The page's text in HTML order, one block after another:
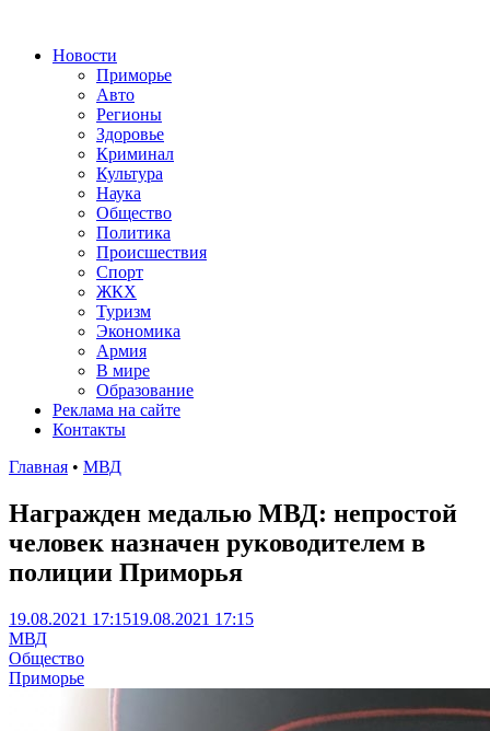
Новости
Приморье
Авто
Регионы
Здоровье
Криминал
Культура
Наука
Общество
Политика
Происшествия
Спорт
ЖКХ
Туризм
Экономика
Армия
В мире
Образование
Реклама на сайте
Контакты
Главная • МВД
Награжден медалью МВД: непростой
человек назначен руководителем в
полиции Приморья
19.08.2021 17:1519.08.2021 17:15
МВД
Общество
Приморье